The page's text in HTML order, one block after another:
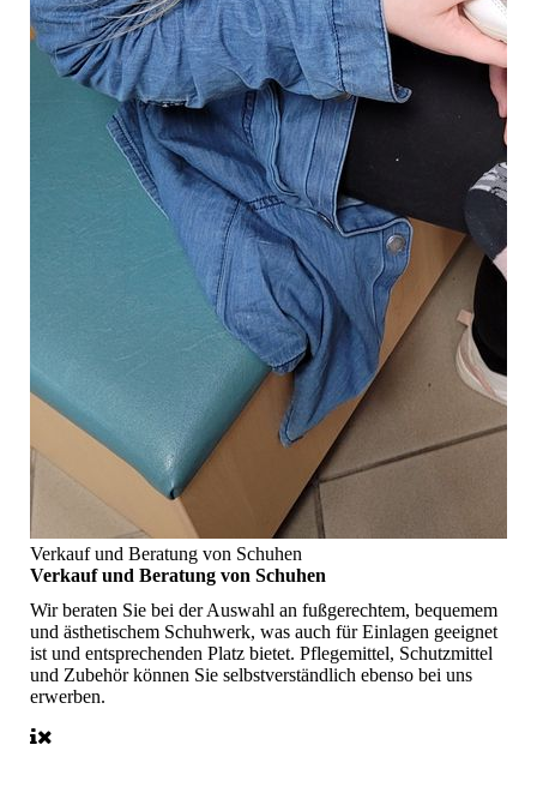
Verkauf und Beratung von Schuhen
Verkauf und Beratung von Schuhen
Wir beraten Sie bei der Auswahl an fußgerechtem, bequemem
und ästhetischem Schuhwerk, was auch für Einlagen geeignet
ist und entsprechenden Platz bietet. Pflegemittel, Schutzmittel
und Zubehör können Sie selbstverständlich ebenso bei uns
erwerben.